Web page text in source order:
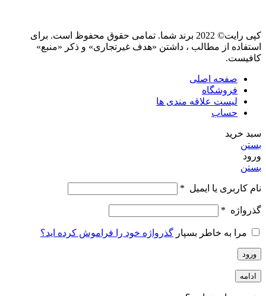
کپی رایت© 2022 برند شما. تمامی حقوق محفوظ است. برای
استفاده از مطالب ، داشتن «هدف غیرتجاری» و ذکر «منبع»
کافیست.
صفحه اصلی
فروشگاه
لیست علاقه مندی ها
حساب
سبد خرید
بستن
ورود
بستن
نام کاربری یا ایمیل *
گذرواژه *
مرا به خاطر بسپار گذرواژه خود را فراموش کرده اید؟
ورود
ادامه